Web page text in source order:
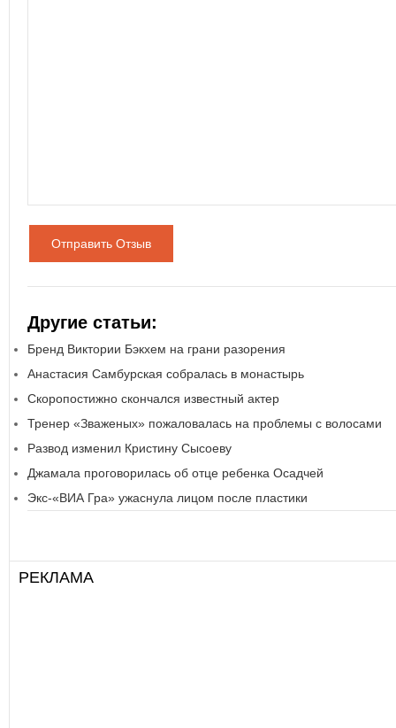
Отправить Отзыв
Другие статьи:
Бренд Виктории Бэкхем на грани разорения
Анастасия Самбурская собралась в монастырь
Скоропостижно скончался известный актер
Тренер «Зваженых» пожаловалась на проблемы с волосами
Развод изменил Кристину Сысоеву
Джамала проговорилась об отце ребенка Осадчей
Экс-«ВИА Гра» ужаснула лицом после пластики
РЕКЛАМА